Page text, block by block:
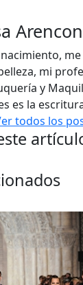
Arencon
mi
y
es la
todos los